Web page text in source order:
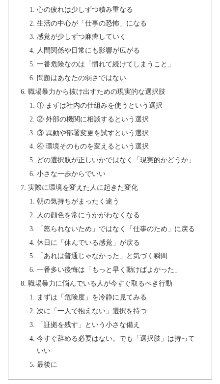
心の疲れは少しずつ積み重なる
生活の中心が「仕事の恐怖」になる
感覚が少しずつ麻痺していく
人間関係や日常にも影響が広がる
一番危険なのは「慣れて続けてしまうこと」
問題はあなたの弱さではない
職場暴力から抜け出すための現実的な選択肢
① まずは社内の仕組みを使うという選択
② 外部の機関に相談するという選択
③ 異動や部署変更を試すという選択
④ 環境そのものを変えるという選択
どの選択肢が正しいかではなく「現実的かどうか」
小さな一歩からでいい
実際に環境を変えた人に起きた変化
朝の気持ちがまったく違う
人の顔色を常にうかがわなくなる
「怒られないため」ではなく「仕事のため」に戻る
休日に「休んでいる感覚」が戻る
「あれは普通じゃなかった」と気づく瞬間
一番多い後悔は「もっと早く動けばよかった」
職場暴力に悩んでいる人が今すぐ取るべき行動
まずは「危険度」を冷静に見てみる
次に「一人で抱えない」選択を持つ
「証拠を残す」という小さな備え
今すぐ辞める必要はない。でも「選択肢」は持って
いい
最後に